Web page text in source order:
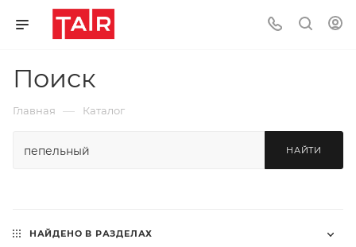
Поиск
Главная — Каталог
НАЙТИ
НАЙДЕНО В РАЗДЕЛАХ